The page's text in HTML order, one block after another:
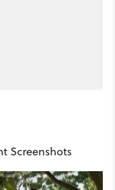
Screenshots